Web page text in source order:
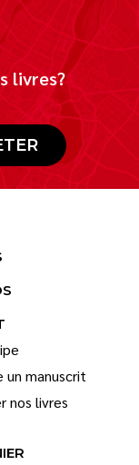
livres?
manuscrit
nos livres